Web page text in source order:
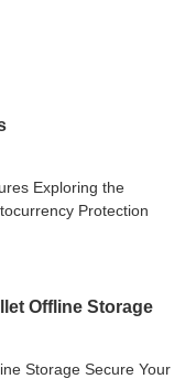
Exploring the
Protection
Offline Storage
Storage Secure Your